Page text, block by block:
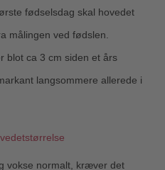
fødselsdag skal hovedet
målingen ved fødslen.
blot ca 3 cm siden et års
langsommere allerede i
vokse normalt, kræver det